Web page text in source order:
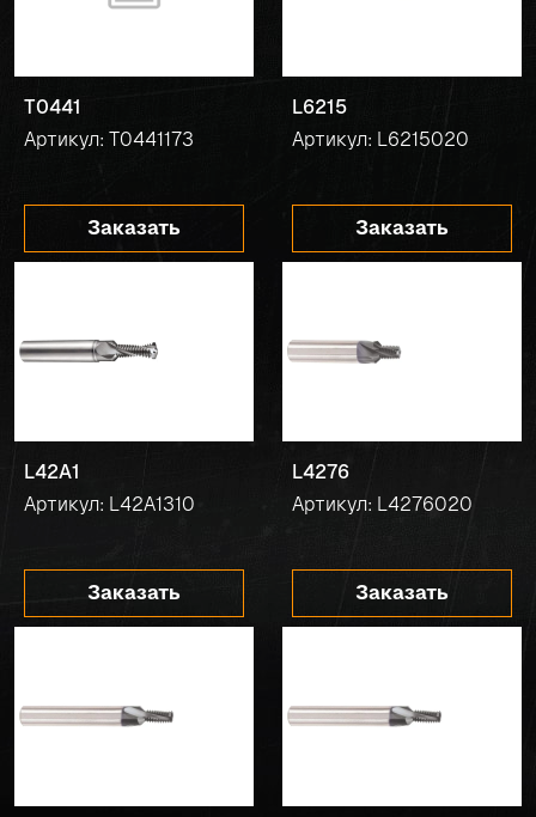
T0441
Артикул: T0441173
Заказать
L6215
Артикул: L6215020
Заказать
L42A1
Артикул: L42A1310
Заказать
L4276
Артикул: L4276020
Заказать